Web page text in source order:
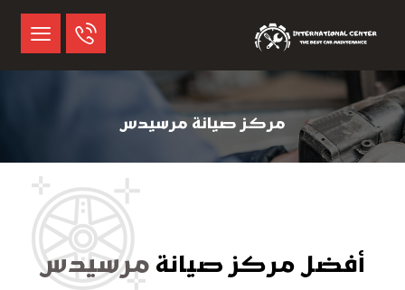
مركز صيانة مرسيدس
أفضل مركز صيانة مرسيدس